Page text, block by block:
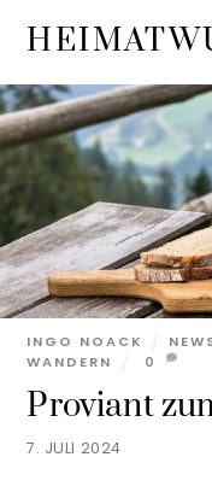
content
7. JULI 2024
Proviant
INGO NOACK
WANDERN
0